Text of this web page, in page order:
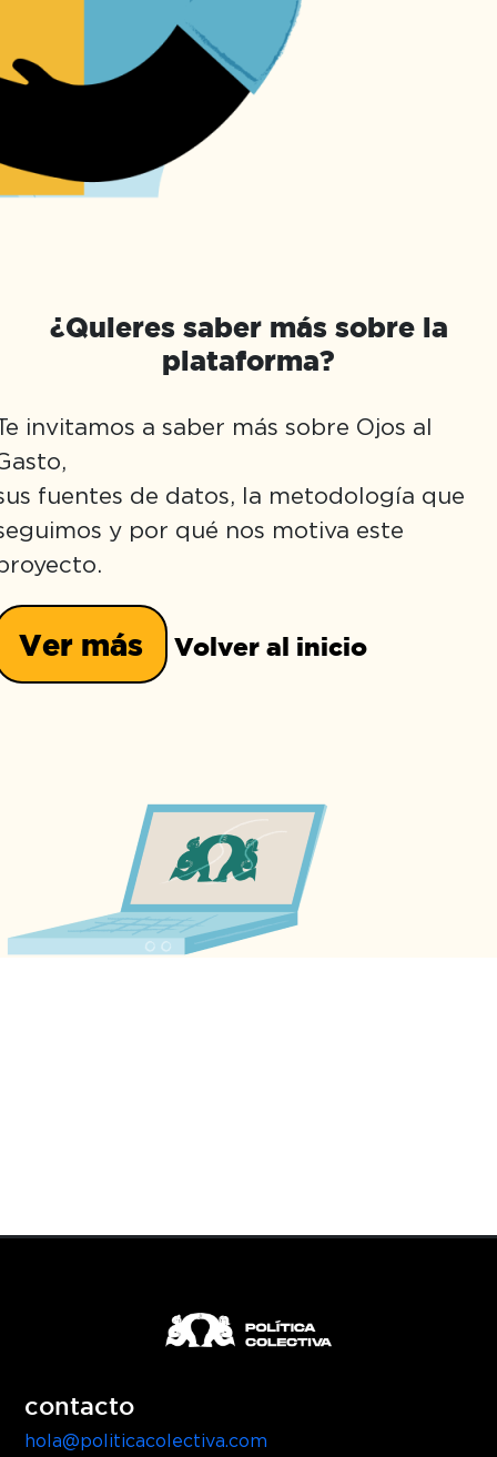
¿Quieres saber más sobre la
plataforma?
invitamos a saber más sobre Ojos al
fuentes de datos, la metodología que
y por qué nos motiva este
Ver más Volver al inicio
contacto
hola@politicacolectiva.com